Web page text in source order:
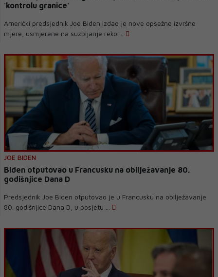
'kontrolu granice'
Američki predsjednik Joe Biden izdao je nove opsežne izvršne
mjere, usmjerene na suzbijanje rekor...
JOE BIDEN
Biden otputovao u Francusku na obilježavanje 80.
godišnjice Dana D
Predsjednik Joe Biden otputovao je u Francusku na obilježavanje
80. godišnjice Dana D, u posjetu ...